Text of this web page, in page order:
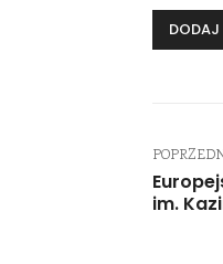
im.